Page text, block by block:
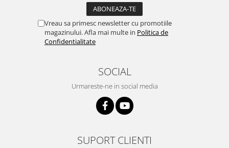
Vreau sa primesc newsletter cu promotiile
magazinului. Afla mai multe in Politica de
Confidentialitate
SOCIAL
Urmareste-ne in social media
SUPORT CLIENTI